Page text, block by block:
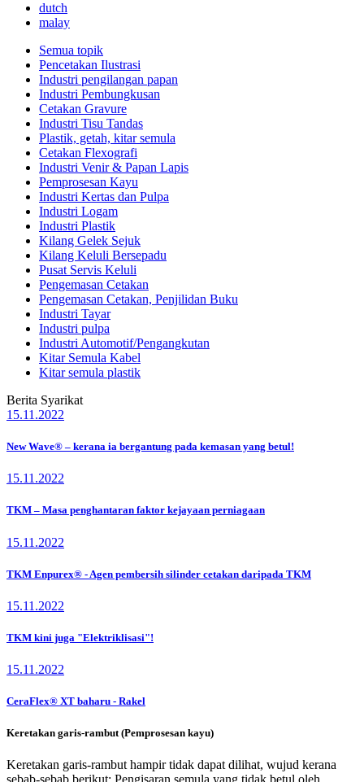
dutch
malay
Semua topik
Pencetakan Ilustrasi
Industri pengilangan papan
Industri Pembungkusan
Cetakan Gravure
Industri Tisu Tandas
Plastik, getah, kitar semula
Cetakan Flexografi
Industri Venir & Papan Lapis
Pemprosesan Kayu
Industri Kertas dan Pulpa
Industri Logam
Industri Plastik
Kilang Gelek Sejuk
Kilang Keluli Bersepadu
Pusat Servis Keluli
Pengemasan Cetakan
Pengemasan Cetakan, Penjilidan Buku
Industri Tayar
Industri pulpa
Industri Automotif/Pengangkutan
Kitar Semula Kabel
Kitar semula plastik
Berita Syarikat
15.11.2022
New Wave® – kerana ia bergantung pada kemasan yang betul!
15.11.2022
TKM – Masa penghantaran faktor kejayaan perniagaan
15.11.2022
TKM Enpurex® - Agen pembersih silinder cetakan daripada TKM
15.11.2022
TKM kini juga "Elektriklisasi"!
15.11.2022
CeraFlex® XT baharu - Rakel
Keretakan garis-rambut (Pemprosesan kayu)
Keretakan garis-rambut hampir tidak dapat dilihat, wujud kerana
sebab-sebab berikut: Pengisaran semula yang tidak betul oleh